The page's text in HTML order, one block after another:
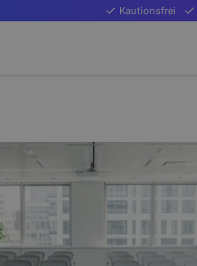
Kautionsfrei